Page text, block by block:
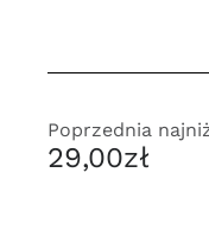
29,00zł
Poprzednia